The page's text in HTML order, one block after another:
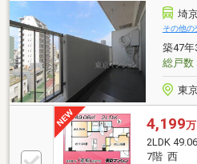
0円から購入可!長期低金
数、住宅ローンご相談下
自宅まで送迎も可!◆年中
きます!◆5000円QUOプ
テレビ等でCM放映♪
埼
その他の
築47
総戸数
東
4,199
2LDK
7階 西